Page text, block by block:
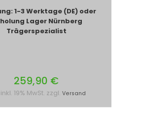
1-3 Werktage (DE) oder
Lager Nürnberg
Trägerspezialist
259,90 €
19% MwSt. zzgl. Versand